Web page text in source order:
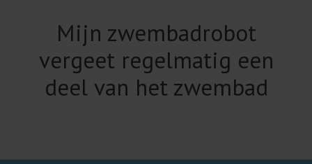
Mijn zwembadrobot
vergeet regelmatig een
deel van het zwembad